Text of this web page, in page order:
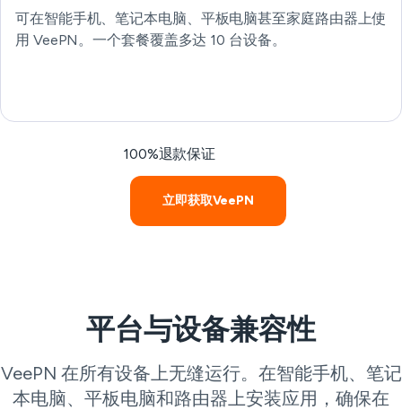
可在智能手机、笔记本电脑、平板电脑甚至家庭路由器上使
用 VeePN。一个套餐覆盖多达 10 台设备。
100%退款保证
立即获取VeePN
平台与设备兼容性
VeePN 在所有设备上无缝运行。在智能手机、笔记
本电脑、平板电脑和路由器上安装应用，确保在